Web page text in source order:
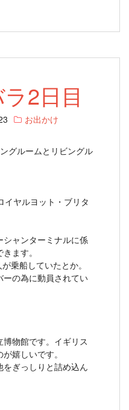
2日目
お出かけ
グルームとリビングル
イヤルヨット・ブリタ
シャンターミナルに係
ます。
乗船していたとか。
の為に動員されてい
物館です。イギリス
嬉しいです。
ぎっしりと詰め込ん